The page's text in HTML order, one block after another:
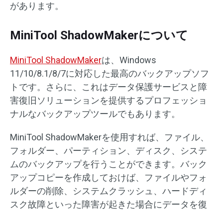
があります。
MiniTool ShadowMakerについて
MiniTool ShadowMakerは、Windows
11/10/8.1/8/7に対応した最高のバックアップソフ
トです。さらに、これはデータ保護サービスと障
害復旧ソリューションを提供するプロフェッショ
ナルなバックアップツールでもあります。
MiniTool ShadowMakerを使用すれば、ファイル、
フォルダー、パーティション、ディスク、システ
ムのバックアップを行うことができます。バック
アップコピーを作成しておけば、ファイルやフォ
ルダーの削除、システムクラッシュ、ハードディ
スク故障といった障害が起きた場合にデータを復